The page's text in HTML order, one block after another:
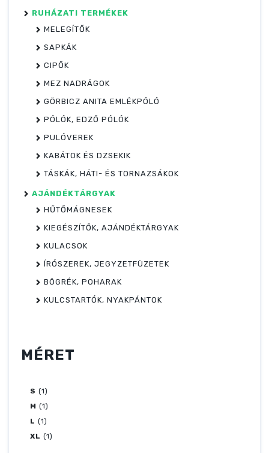
RUHÁZATI TERMÉKEK
MELEGÍTŐK
SAPKÁK
CIPŐK
MEZ NADRÁGOK
GÖRBICZ ANITA EMLÉKPÓLÓ
PÓLÓK, EDZŐ PÓLÓK
PULÓVEREK
KABÁTOK ÉS DZSEKIK
TÁSKÁK, HÁTI- ÉS TORNAZSÁKOK
AJÁNDÉKTÁRGYAK
HŰTŐMÁGNESEK
KIEGÉSZÍTŐK, AJÁNDÉKTÁRGYAK
KULACSOK
ÍRÓSZEREK, JEGYZETFÜZETEK
BÖGRÉK, POHARAK
KULCSTARTÓK, NYAKPÁNTOK
MÉRET
S (1)
M (1)
L (1)
XL (1)